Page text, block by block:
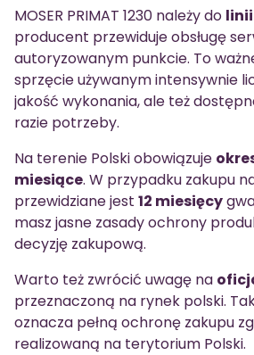
MOSER PRIMAT 1230 należy do
producent przewiduje obsługę
autoryzowanym punkcie. To
sprzęcie używanym intensywnie
jakość wykonania, ale też
razie potrzeby.
Na terenie Polski obowiązuje
miesiące. W przypadku zakupu
przewidziane jest 12 miesięcy
masz jasne zasady ochrony
decyzję zakupową.
Warto też zwrócić uwagę na
przeznaczoną na rynek polski.
oznacza pełną ochronę zakupu
realizowaną na terytorium Polski.